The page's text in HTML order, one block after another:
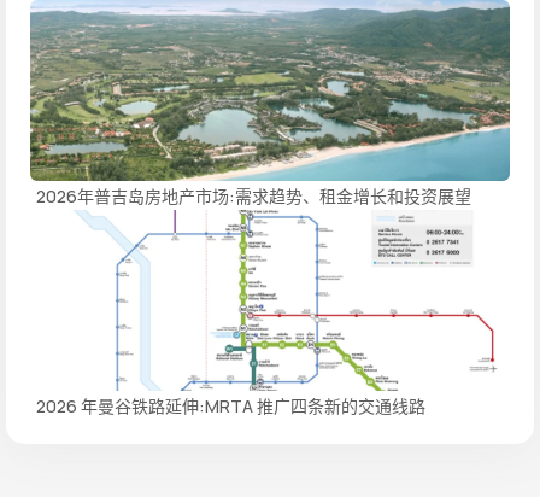
2026年普吉岛房地产市场:需求趋势、租金增长和投资展望
2026 年曼谷铁路延伸:MRTA 推广四条新的交通线路